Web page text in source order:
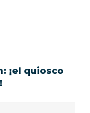
¡el quiosco